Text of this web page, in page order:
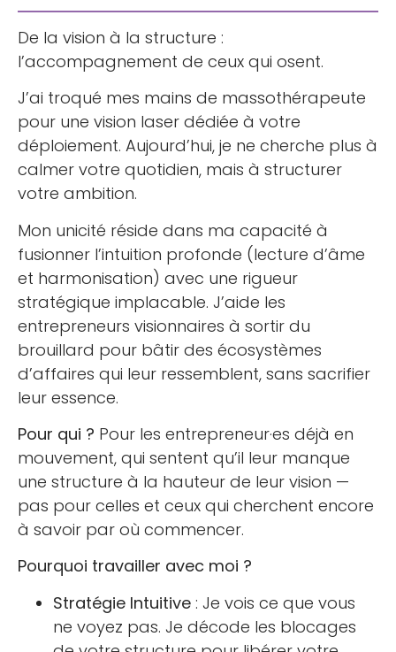
De la vision à la structure :
l’accompagnement de ceux qui osent.
J’ai troqué mes mains de massothérapeute
pour une vision laser dédiée à votre
déploiement. Aujourd’hui, je ne cherche plus à
calmer votre quotidien, mais à structurer
votre ambition.
Mon unicité réside dans ma capacité à
fusionner l’intuition profonde (lecture d’âme
et harmonisation) avec une rigueur
stratégique implacable. J’aide les
entrepreneurs visionnaires à sortir du
brouillard pour bâtir des écosystèmes
d’affaires qui leur ressemblent, sans sacrifier
leur essence.
Pour qui ? Pour les entrepreneur·es déjà en
mouvement, qui sentent qu’il leur manque
une structure à la hauteur de leur vision —
pas pour celles et ceux qui cherchent encore
à savoir par où commencer.
Pourquoi travailler avec moi ?
Stratégie Intuitive : Je vois ce que vous
ne voyez pas. Je décode les blocages